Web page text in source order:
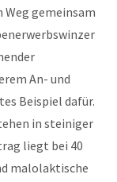
Weg gemeinsam
An- und
Beispiel dafür.
in steiniger
liegt bei 40
malolaktische